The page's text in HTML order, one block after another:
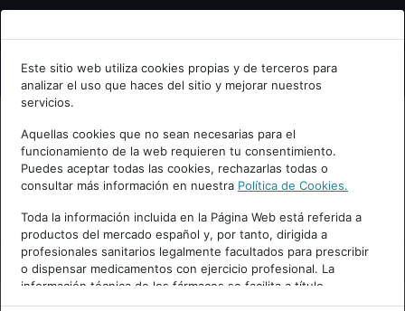
Bienvenid@ a psiquiatria.com
Escribe tu Email
Accede o regístrate con tu email.
Cancelar
Este sitio web utiliza cookies propias y de terceros para
analizar el uso que haces del sitio y mejorar nuestros
servicios.
Aquellas cookies que no sean necesarias para el
funcionamiento de la web requieren tu consentimiento.
Puedes aceptar todas las cookies, rechazarlas todas o
consultar más información en nuestra Política de Cookies.
Toda la información incluida en la Página Web está referida a
productos del mercado español y, por tanto, dirigida a
profesionales sanitarios legalmente facultados para prescribir
o dispensar medicamentos con ejercicio profesional. La
información técnica de los fármacos se facilita a título
meramente informativo, siendo responsabilidad de los